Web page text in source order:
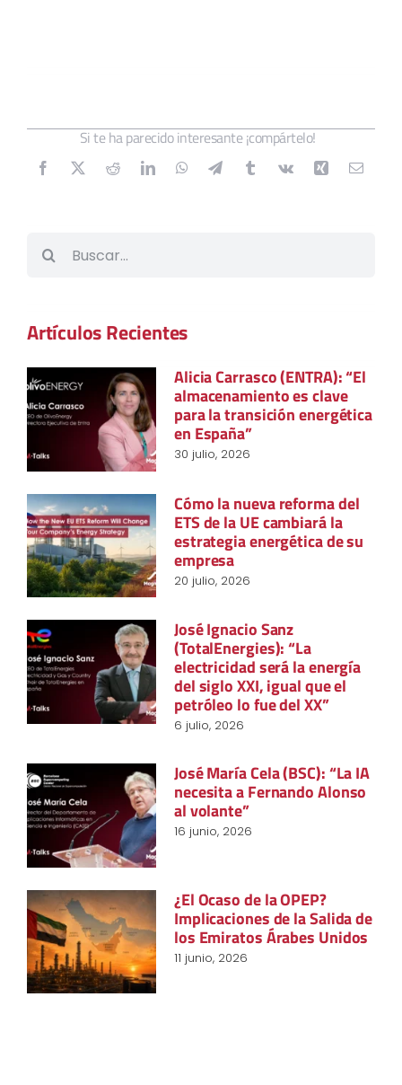
Si te ha parecido interesante ¡compártelo!
Artículos Recientes
Alicia Carrasco (ENTRA): “El
almacenamiento es clave
para la transición energética
en España”
30 julio, 2026
Cómo la nueva reforma del
ETS de la UE cambiará la
estrategia energética de su
empresa
20 julio, 2026
José Ignacio Sanz
(TotalEnergies): “La
electricidad será la energía
del siglo XXI, igual que el
petróleo lo fue del XX”
6 julio, 2026
José María Cela (BSC): “La IA
necesita a Fernando Alonso
al volante”
16 junio, 2026
¿El Ocaso de la OPEP?
Implicaciones de la Salida de
los Emiratos Árabes Unidos
11 junio, 2026